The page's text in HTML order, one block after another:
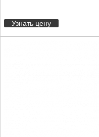
Узнать цену